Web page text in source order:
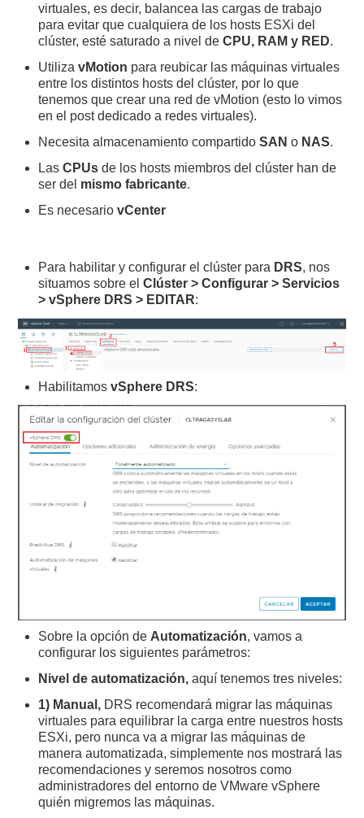
virtuales, es decir, balancea las cargas de trabajo
para evitar que cualquiera de los hosts ESXi del
clúster, esté saturado a nivel deCPU, RAM y RED.
UtilizavMotion para reubicar las máquinas virtuales
entre los distintos hosts del clúster, por lo que
tenemos que crear una red de vMotion (esto lo vimos
en el post dedicado a redes virtuales).
Necesita almacenamiento compartidoSAN o NAS.
LasCPUs de los hosts miembros del clúster han de
ser del mismo fabricante.
Es necesariovCenter
Para habilitar y configurar el clúster para DRS, nos
situamos sobre elClúster > Configurar > Servicios
> vSphere DRS > EDITAR:
HabilitamosvSphere DRS:
Sobre la opción de Automatización, vamos a
configurar los siguientes parámetros:
Nivel de automatización,aquí tenemos tres niveles:
1) Manual, DRS recomendará migrar las máquinas
virtuales para equilibrar la carga entre nuestros hosts
ESXi, pero nunca va a migrar las máquinas de
manera automatizada, simplemente nos mostrará las
recomendaciones y seremos nosotros como
administradores del entorno de VMware vSphere
quién migremos las máquinas.